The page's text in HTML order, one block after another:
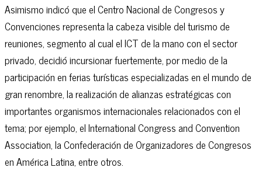
Asimismo indicó que el Centro Nacional de Congresos y
Convenciones representa la cabeza visible del turismo de
reuniones, segmento al cual el ICT de la mano con el sector
privado, decidió incursionar fuertemente, por medio de la
participación en ferias turísticas especializadas en el mundo de
gran renombre, la realización de alianzas estratégicas con
importantes organismos internacionales relacionados con el
tema; por ejemplo, el International Congress and Convention
Association, la Confederación de Organizadores de Congresos
en América Latina, entre otros.